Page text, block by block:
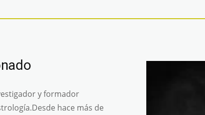
y formador
hace más de